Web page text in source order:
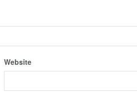
Website